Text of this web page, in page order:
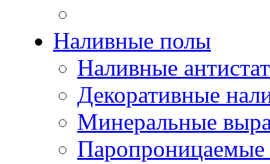
Наливные полы
Наливные
Декоративные
Минеральные